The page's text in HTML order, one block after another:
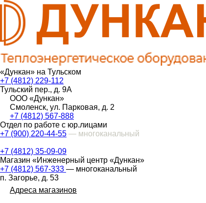
«Дункан» на Тульском
+7 (4812) 229-112
Тульский пер., д. 9А
ООО «Дункан»
Смоленск, ул. Парковая, д. 2
+7 (4812) 567-888
Отдел по работе с юр.лицами
+7 (900) 220-44-55 — многоканальный
+7 (4812) 35-09-09
Магазин «Инженерный центр «Дункан»
+7 (4812) 567-333 — многоканальный
п. Загорье, д. 53
Адреса магазинов